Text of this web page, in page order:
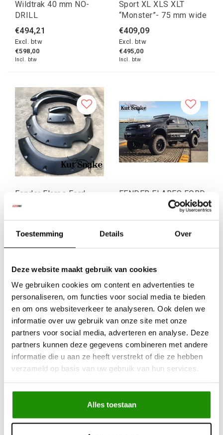
Toestemming Details Over
Deze website maakt gebruik van cookies
We gebruiken cookies om content en advertenties te
personaliseren, om functies voor social media te bieden
en om ons websiteverkeer te analyseren. Ook delen we
informatie over uw gebruik van onze site met onze
partners voor social media, adverteren en analyse. Deze
partners kunnen deze gegevens combineren met andere
informatie die u aan ze heeft verstrekt of die ze hebben
verzameld op basis van uw gebruik van hun services.
Alles toestaan
Wildtrak 40 mm NO-
DRILL
€494,21
Excl. btw
€598,00
Incl. btw
Sport XL XLS XLT
“Monster”- 75 mm wide
€409,09
Excl. btw
€495,00
Incl. btw
Fender Flares Ford
Ranger 2022+ PX4
Incl. btw
FENDER FLARES FORD
RANGER PX1, 2 AND 3-
Incl. btw
Spatbordverbreders
voor Ford Ranger PX -
55 mm breed
Spatbordverbreders
Ford Ranger PX - 95
mm breed